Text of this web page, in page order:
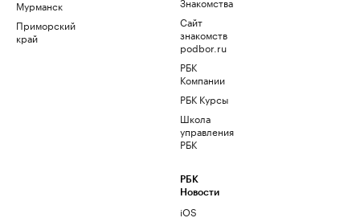
Мурманск
Приморский
край
Сайт
знакомств
podbor.ru
РБК
Компании
РБК Курсы
Школа
управления
РБК
РБК
Новости
iOS